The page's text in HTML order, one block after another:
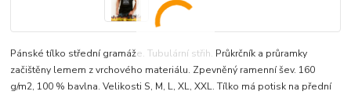
Pánské tílko střední gramáže. Tubulární střih. Průkrčník a průramky
začištěny lemem z vrchového materiálu. Zpevněný ramenní šev. 160
g/m2, 100 % bavlna. Velikosti S, M, L, XL, XXL. Tílko má potisk na přední